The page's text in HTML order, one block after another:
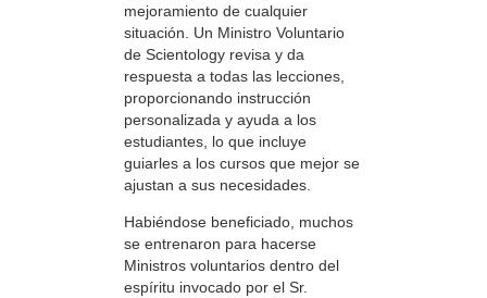
mejoramiento de cualquier
situación. Un Ministro Voluntario
de Scientology revisa y da
respuesta a todas las lecciones,
proporcionando instrucción
personalizada y ayuda a los
estudiantes, lo que incluye
guiarles a los cursos que mejor se
ajustan a sus necesidades.
Habiéndose beneficiado, muchos
se entrenaron para hacerse
Ministros voluntarios dentro del
espíritu invocado por el Sr.